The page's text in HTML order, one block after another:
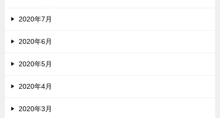
2020年7月
2020年6月
2020年5月
2020年4月
2020年3月